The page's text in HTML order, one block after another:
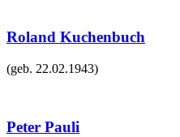
Roland Kuchenbuch
(geb. 22.02.1943)
Peter Pauli